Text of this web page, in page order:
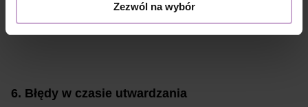
Zezwól na wybór
zabezpieczenie stylizacji oraz dopasowanie efektu końcowego do potrzeb
i oczekiwań klientki.
6. Błędy w czasie utwardzania